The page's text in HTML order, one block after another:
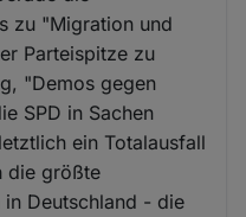
zu "Migration und
Parteispitze zu
"Demos gegen
SPD in Sachen
ein Totalausfall
die größte
Deutschland - die